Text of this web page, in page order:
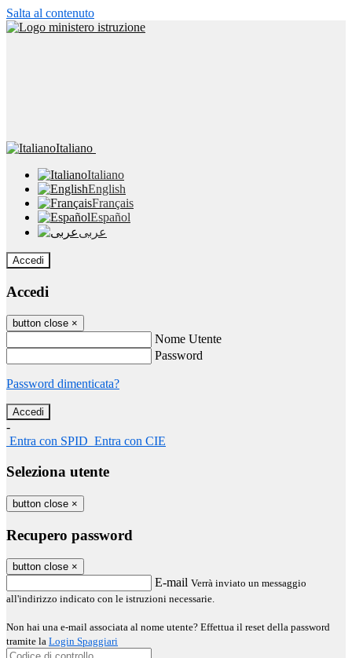
Salta al contenuto
Italiano
Italiano
English
Français
Español
عربى
Accedi
Accedi
button close ×
Nome Utente
Password
Password dimenticata?
-
Entra con SPID Entra con CIE
Seleziona utente
button close ×
Recupero password
button close ×
E-mail Verrà inviato un messaggio
all'indirizzo indicato con le istruzioni necessarie.
Non hai una e-mail associata al nome utente? Effettua il reset della password
tramite la Login Spaggiari